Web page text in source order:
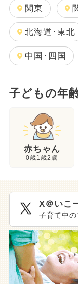
関東
北海道･東北
中国･四国
子どもの年
赤ちゃん
0歳1歳2歳
X＠いこ
子育て中の